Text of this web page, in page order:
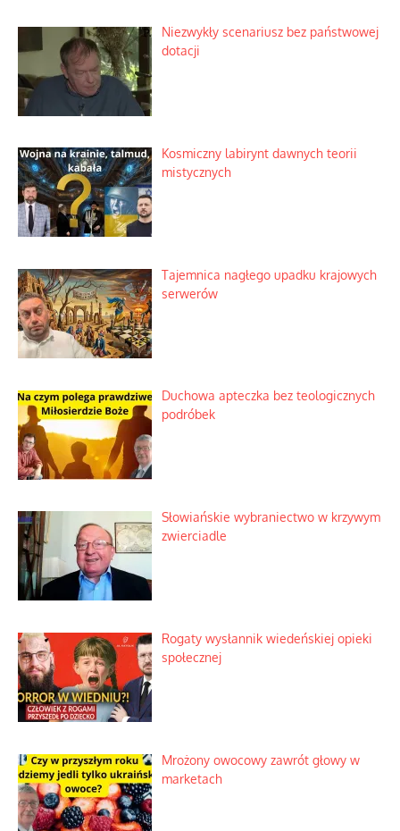
Niezwykły scenariusz bez państwowej
dotacji
Kosmiczny labirynt dawnych teorii
mistycznych
Tajemnica nagłego upadku krajowych
serwerów
Duchowa apteczka bez teologicznych
podróbek
Słowiańskie wybraniectwo w krzywym
zwierciadle
Rogaty wysłannik wiedeńskiej opieki
społecznej
Mrożony owocowy zawrót głowy w
marketach